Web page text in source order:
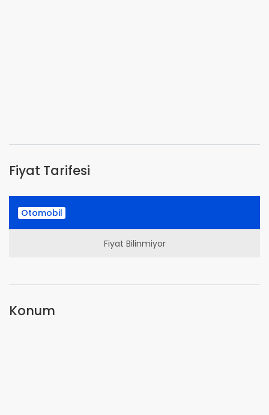
Fiyat Tarifesi
Otomobil
Fiyat Bilinmiyor
Konum